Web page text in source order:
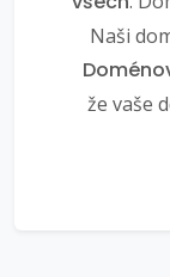
Naši
že vaše